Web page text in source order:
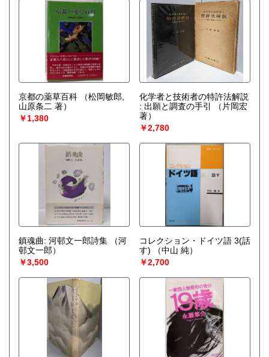
京都の薬草百科
（松岡敏郎,
山原条二 著）
￥1,380
化学者と技術者の特許法解説
: 出願と調査の手引
（片岡宏
著）
￥2,780
鎮魂曲: 河邨文一郎詩集
（河
邨文一郎）
￥3,500
コレクション・ドイツ語 3(話
す)
（中山 純）
￥2,700